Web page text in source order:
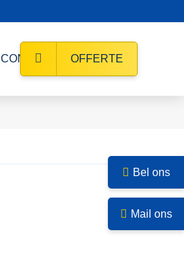
CONTACT OFFERTE
Bel ons
Mail ons